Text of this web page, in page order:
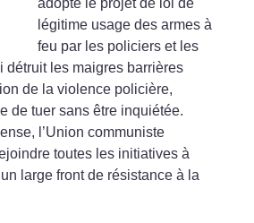
légitime usage des armes à
feu par les policiers et les
détruit les maigres barrières
de la violence policière,
de tuer sans être inquiétée.
l’Union communiste
toutes les initiatives à
large front de résistance à la